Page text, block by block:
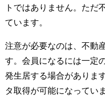
トではありません。ただ
ています。
注意が必要なのは、不動
す。会員になるには一定
発生居する場合がありま
タ取得が可能になっていま